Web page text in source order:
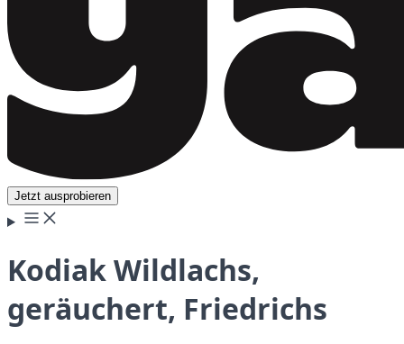
Jetzt ausprobieren
Kodiak Wildlachs,
geräuchert, Friedrichs